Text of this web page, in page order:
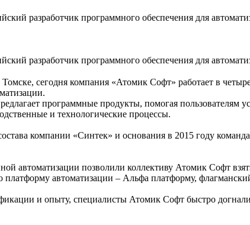
разработчик программного обеспечения для
разработчик программного обеспечения для
сегодня компания «Атомик Софт» работает в
программные продукты, помогая пользователям
и технологические процессы.
компании «Синтек» и основания в 2015 году
автоматизации позволили коллективу Атомик Софт
автоматизации – Альфа платформу,
и опыту, специалисты Атомик Софт быстро